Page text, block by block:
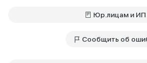
Юр.лицам и ИП
Сообщить об